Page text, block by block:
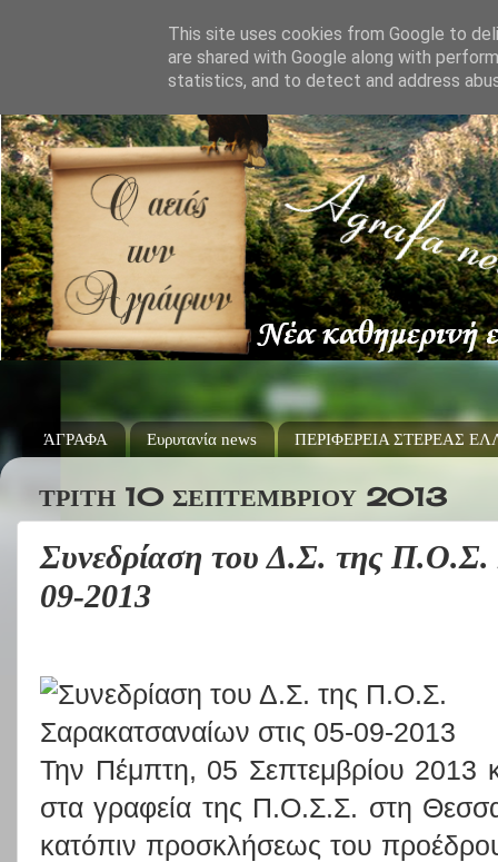
ΆΓΡΑΦΑ Ευρυτανία news ΠΕΡΙΦΕΡΕΙΑ ΣΤΕΡΕΑΣ
ΤΡΊΤΗ 10 ΣΕΠΤΕΜΒΡΊΟΥ 2013
Συνεδρίαση του Δ.Σ. της Π.Ο.Σ.
09-2013
Την Πέμπτη, 05 Σεπτεμβρίου
στα γραφεία της Π.Ο.Σ.Σ. στη
κατόπιν προσκλήσεως του
This site uses cookies from Google to
are shared with Google along with
statistics, and to detect and address